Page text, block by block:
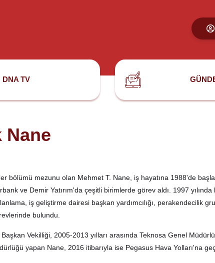
DNA TV
Nane
bölümü mezunu olan Mehmet T. Nane, iş hayatına 1988'de
ve Demir Yatırım'da çeşitli birimlerde görev aldı. 1997 yılında
iş geliştirme dairesi başkan yardımcılığı, perakendecilik
bulundu.
Vekilliği, 2005-2013 yılları arasında Teknosa Genel
yapan Nane, 2016 itibarıyla ise Pegasus Hava Yolları'na